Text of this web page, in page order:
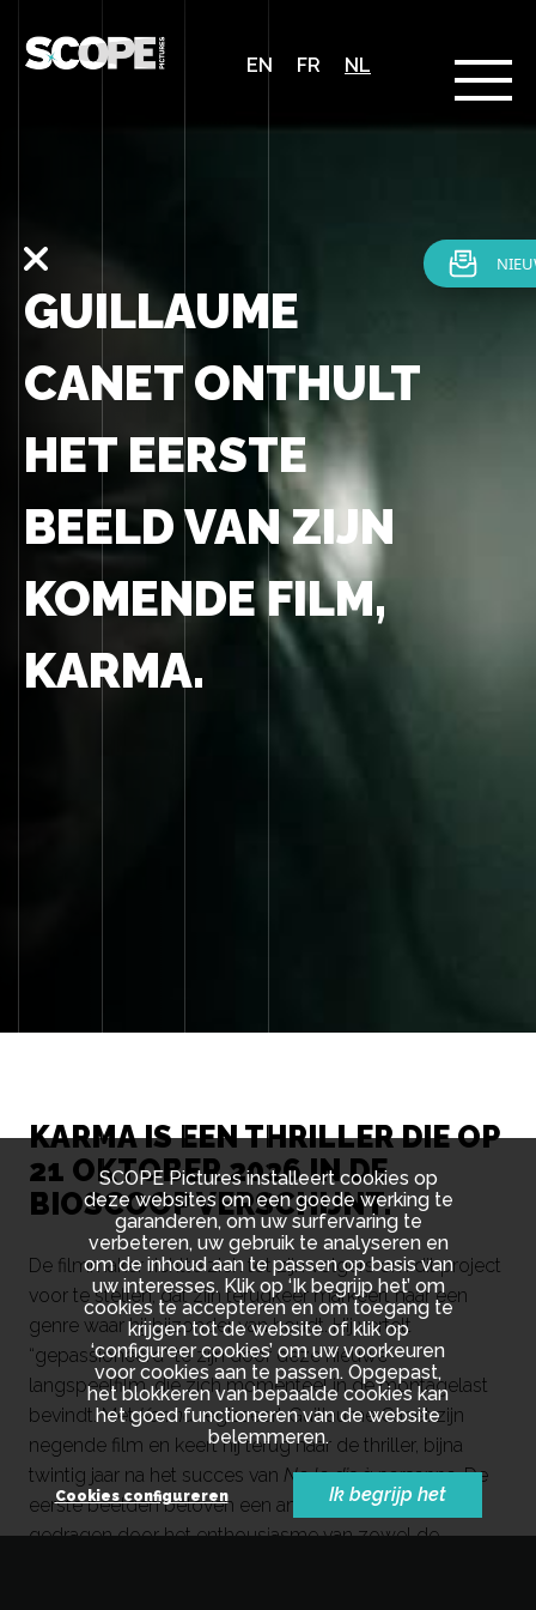
EN FR NL
GUILLAUME
CANET ONTHULT
HET EERSTE
BEELD VAN ZIJN
KOMENDE FILM,
KARMA.
KARMA IS EEN THRILLER DIE OP
21 OKTOBER 2026 IN DE
BIOSCOOP VERSCHIJNT.
De filmmaker richtte zich tot zijn volgers om dit project
voor te stellen, dat zijn terugkeer markeert naar een
genre waar hij bijzonder van houdt. Hij vertelt
“gepassioneerd” te zijn door deze nieuwe
langspeelfilm, die zich momenteel in de montagelast
bevindt. MetKarmaregisseert Guillaume Canet zijn
negende film en keert hij terug naar de thriller, bijna
twintig jaar na het succes van Ne le dis à personne. De
eerste beelden beloven een ambitieus project,
gedragen door het enthousiasme van zowel de
SCOPE Pictures installeert cookies op
deze websites om een goede werking te
garanderen, om uw surfervaring te
verbeteren, uw gebruik te analyseren en
om de inhoud aan te passen op basis van
uw interesses. Klik op ‘Ik begrijp het’ om
cookies te accepteren en om toegang te
krijgen tot de website of klik op
‘configureer cookies’ om uw voorkeuren
voor cookies aan te passen. Opgepast,
het blokkeren van bepaalde cookies kan
het goed functioneren van de website
belemmeren.
Cookies configureren Ik begrijp het